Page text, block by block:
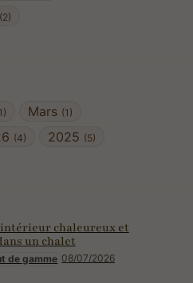
(2)
Mars (1)
(4) 2025 (5)
de gamme 08/07/2026
chaleureux et
un chalet